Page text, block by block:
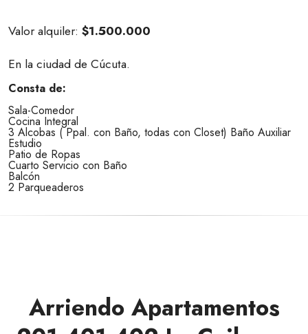
Valor alquiler: $1.500.000
En la ciudad de Cúcuta.
Consta de:
Sala-Comedor
Cocina Integral
3 Alcobas ( Ppal. con Baño, todas con Closet) Baño Auxiliar
Estudio
Patio de Ropas
Cuarto Servicio con Baño
Balcón
2 Parqueaderos
Arriendo Apartamentos